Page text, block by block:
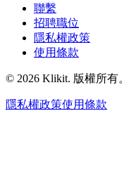
聯繫
招聘職位
隱私權政策
使用條款
© 2026 Klikit. 版權所有。
隱私權政策使用條款